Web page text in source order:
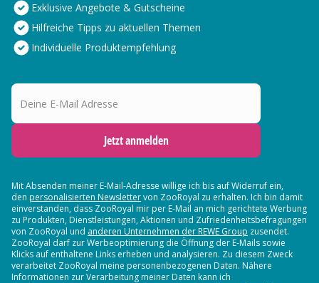
Exklusive Angebote & Gutscheine
Hilfreiche Tipps zu aktuellen Themen
Individuelle Produktempfehlung
Deine E-Mail Adresse
Jetzt anmelden
Mit Absenden meiner E-Mail-Adresse willige ich bis auf Widerruf ein,
den personalisierten Newslettervon ZooRoyal zu erhalten. Ich bin damit
einverstanden, dass ZooRoyal mir per E-Mail an mich gerichtete Werbung
zu Produkten, Dienstleistungen, Aktionen und Zufriedenheitsbefragungen
von ZooRoyal und anderen Unternehmen der REWE Group zusendet.
ZooRoyal darf zur Werbeoptimierung die Öffnung der E-Mails sowie
Klicks auf enthaltene Links erheben und analysieren. Zu diesem Zweck
verarbeitet ZooRoyal meine personenbezogenen Daten. Nähere
Informationen zur Verarbeitung meiner Daten kann ich